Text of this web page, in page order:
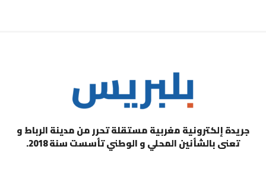
جريدة إلكترونية مغربية مستقلة تحرر من مدينة الرباط و
تعنى بالشأنين المحلي و الوطني تأسست سنة 2018.